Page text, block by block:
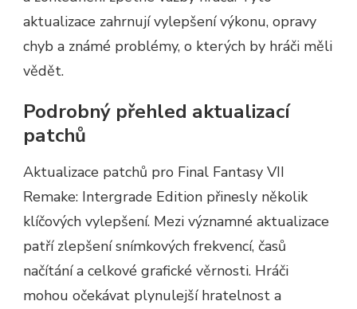
aktualizace zahrnují vylepšení výkonu, opravy
chyb a známé problémy, o kterých by hráči měli
vědět.
Podrobný přehled aktualizací
patchů
Aktualizace patchů pro Final Fantasy VII
Remake: Intergrade Edition přinesly několik
klíčových vylepšení. Mezi významné aktualizace
patří zlepšení snímkových frekvencí, časů
načítání a celkové grafické věrnosti. Hráči
mohou očekávat plynulejší hratelnost a